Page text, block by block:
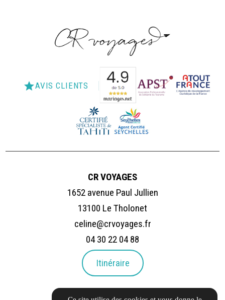
starAVIS CLIENTS
CR VOYAGES
1652 avenue Paul Jullien
13100 Le Tholonet
celine@crvoyages.fr
04 30 22 04 88
Itinéraire
LIENS UTILES